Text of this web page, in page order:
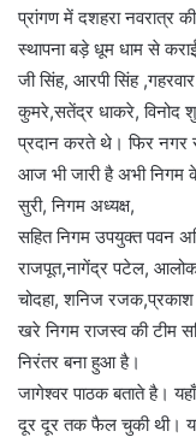
प्रांगण में दशहरा नवरात्र
स्थापना बड़े धूम धाम से
जी सिंह, आरपी सिंह
कुमरे,सतेंद्र धाकरे, विनोद
प्रदान करते थे। फिर नगर
आज भी जारी है अभी निगम
सुरी, निगम अध्यक्ष,
सहित निगम उपयुक्त पवन
राजपूत,नागेंद्र पटेल, आलोक
चोदहा, शनिज रजक,प्रकाश
खरे निगम राजस्व की टीम
निरंतर बना हुआ है।
जागेश्वर पाठक बताते है।
दूर दूर तक फैल चुकी थी।